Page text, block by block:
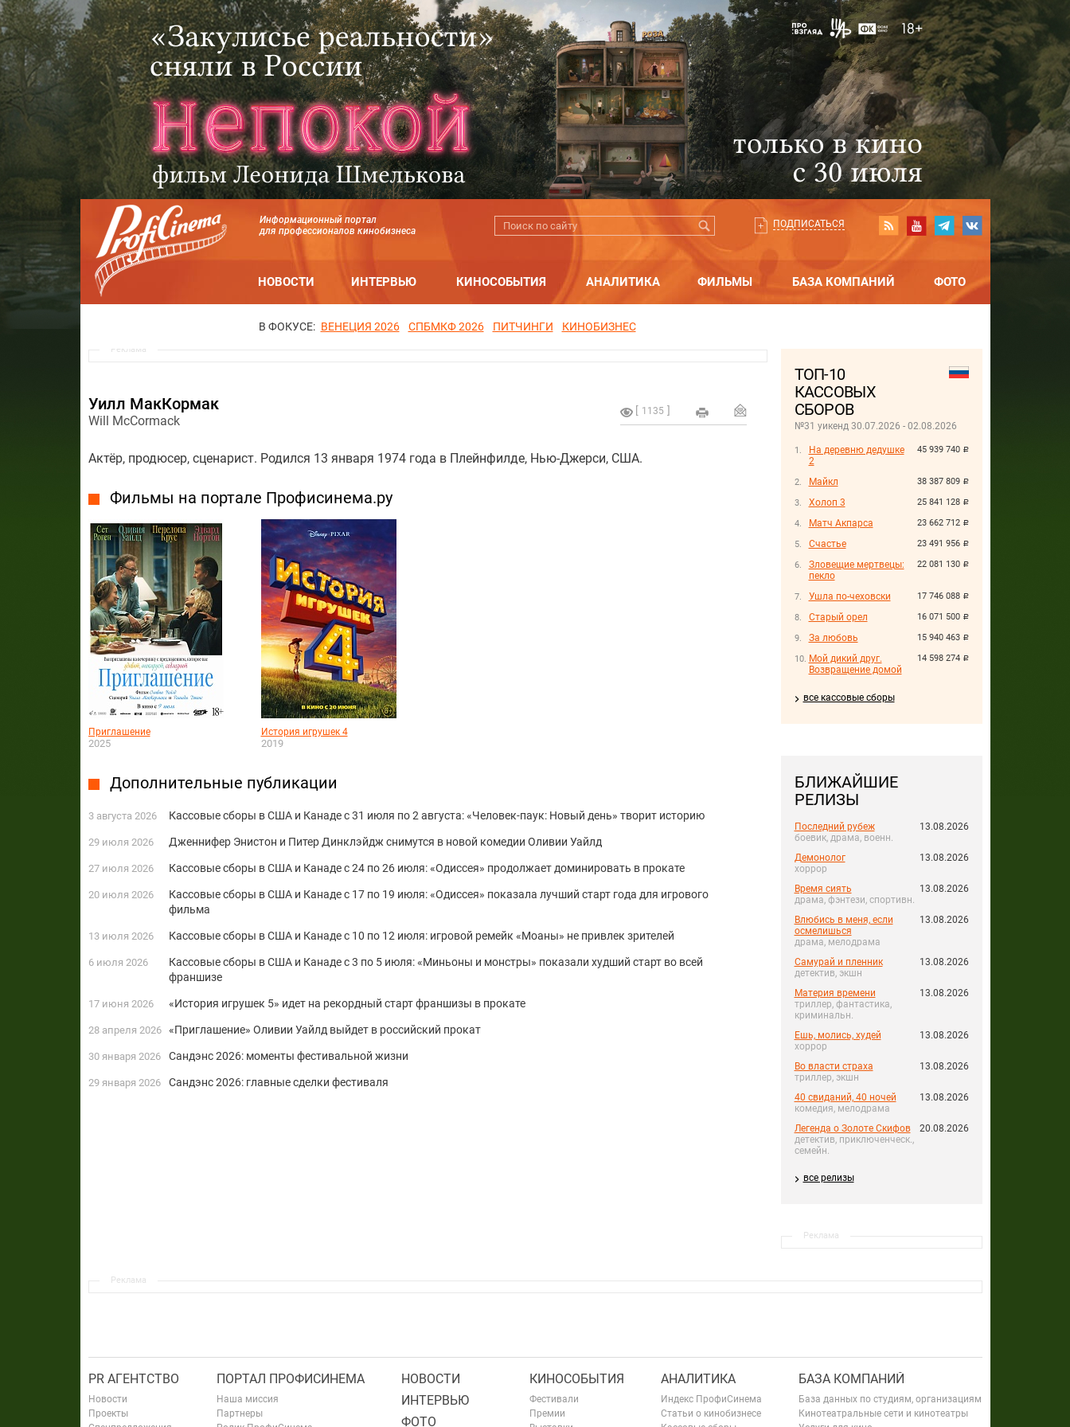
Информационный портал
для профессионалов кинобизнеса
ПОДПИСАТЬСЯ
НОВОСТИ ИНТЕРВЬЮ КИНОСОБЫТИЯ АНАЛИТИКА ФИЛЬМЫ БАЗА КОМПАНИЙ ФОТО
В ФОКУСЕ: ВЕНЕЦИЯ 2026 СПБМКФ 2026 ПИТЧИНГИ КИНОБИЗНЕС
ТОП-10
КАССОВЫХ
СБОРОВ
№31 уикенд 30.07.2026 - 02.08.2026
45 939 740 руб.
На деревню дедушке
2
38 387 809 руб.
Майкл
25 841 128 руб.
Холоп 3
23 662 712 руб.
Матч Акпарса
23 491 956 руб.
Счастье
22 081 130 руб.
Зловещие мертвецы:
пекло
17 746 088 руб.
Ушла по-чеховски
16 071 500 руб.
Старый орел
15 940 463 руб.
За любовь
14 598 274 руб.
Мой дикий друг.
Возвращение домой
все кассовые сборы
БЛИЖАЙШИЕ
РЕЛИЗЫ
Последний рубеж
боевик, драма, военн.
13.08.2026
Демонолог
хоррор
13.08.2026
Время сиять
драма, фэнтези, спортивн.
13.08.2026
Влюбись в меня, если
осмелишься
драма, мелодрама
13.08.2026
Самурай и пленник
детектив, экшн
13.08.2026
Материя времени
триллер, фантастика,
криминальн.
13.08.2026
Ешь, молись, худей
хоррор
13.08.2026
Во власти страха
триллер, экшн
13.08.2026
40 свиданий, 40 ночей
комедия, мелодрама
13.08.2026
Легенда о Золоте Скифов
детектив, приключенческ.,
семейн.
20.08.2026
все релизы
Реклама
Реклама
1135
Уилл МакКормак
Will McCormack
Актёр, продюсер, сценарист. Родился 13 января 1974 года в Плейнфилде, Нью-Джерси, США.
Фильмы на портале Профисинема.ру
Приглашение
2025
История игрушек 4
2019
Дополнительные публикации
3 августа 2026 Кассовые сборы в США и Канаде с 31 июля по 2 августа: «Человек-паук: Новый день» творит историю
29 июля 2026 Дженнифер Энистон и Питер Динклэйдж снимутся в новой комедии Оливии Уайлд
27 июля 2026 Кассовые сборы в США и Канаде с 24 по 26 июля: «Одиссея» продолжает доминировать в прокате
20 июля 2026
Кассовые сборы в США и Канаде с 17 по 19 июля: «Одиссея» показала лучший старт года для игрового
фильма
13 июля 2026 Кассовые сборы в США и Канаде с 10 по 12 июля: игровой ремейк «Моаны» не привлек зрителей
6 июля 2026
Кассовые сборы в США и Канаде с 3 по 5 июля: «Миньоны и монстры» показали худший старт во всей
франшизе
17 июня 2026 «История игрушек 5» идет на рекордный старт франшизы в прокате
28 апреля 2026 «Приглашение» Оливии Уайлд выйдет в российский прокат
30 января 2026 Сандэнс 2026: моменты фестивальной жизни
29 января 2026 Сандэнс 2026: главные сделки фестиваля
Реклама
PR АГЕНТСТВО
Новости
Проекты
ПОРТАЛ ПРОФИСИНЕМА
Наша миссия
Партнеры
НОВОСТИ
ИНТЕРВЬЮ
ФОТО
КИНОСОБЫТИЯ
Фестивали
Премии
АНАЛИТИКА
Индекс ПрофиСинема
Статьи о кинобизнесе
БАЗА КОМПАНИЙ
База данных по студиям, организациям
Кинотеатральные сети и кинотеатры